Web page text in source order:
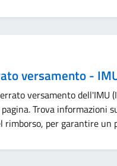
versamento -
versamento dell'IMU
Trova informazioni
per garantire un